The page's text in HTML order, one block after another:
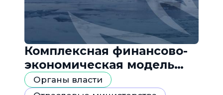
Комплексная финансово-
экономическая модель
«Северный морской путь»
Органы власти